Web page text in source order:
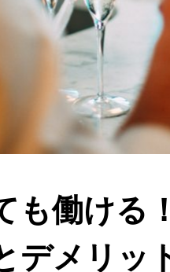
も働ける
デメリッ